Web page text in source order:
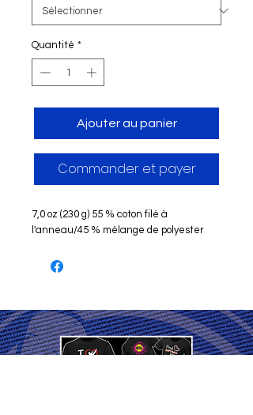
Quantité *
Ajouter au panier
Commander et payer
7,0 oz (230 g) 55 % coton filé à
l'anneau/45 % mélange de polyester